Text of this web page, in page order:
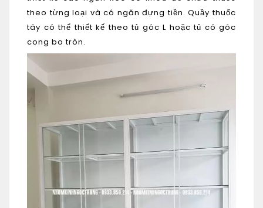
theo từng loại và có ngăn đựng tiền. Quầy thuốc
tây có thể thiết kế theo tủ góc L hoặc tủ có góc
cong bo tròn.